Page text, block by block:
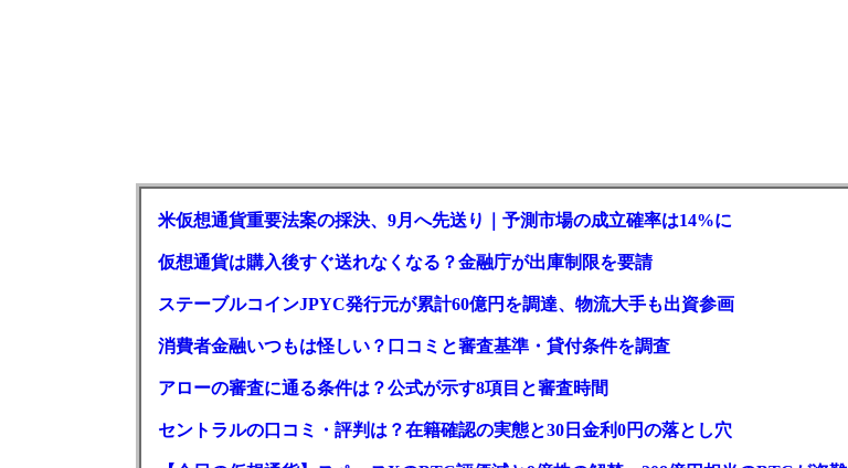
米仮想通貨重要法案の採決、9月へ先送り｜予測市場の成立確率は14%に
仮想通貨は購入後すぐ送れなくなる？金融庁が出庫制限を要請
ステーブルコインJPYC発行元が累計60億円を調達、物流大手も出資参画
消費者金融いつもは怪しい？口コミと審査基準・貸付条件を調査
アローの審査に通る条件は？公式が示す8項目と審査時間
セントラルの口コミ・評判は？在籍確認の実態と30日金利0円の落とし穴